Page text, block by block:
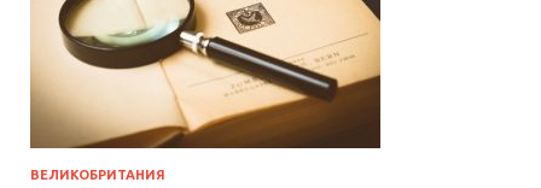
ВЕЛИКОБРИТАНИЯ